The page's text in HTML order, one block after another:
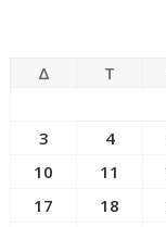
Δ Τ
3
4
10
11
17
18